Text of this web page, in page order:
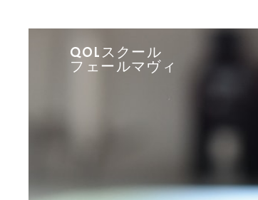
QOLスクール
フェールマヴィ